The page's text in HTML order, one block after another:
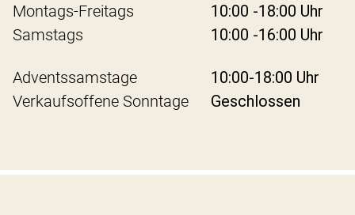
Montags-Freitags
10:00 -18:00 Uhr
Samstags
10:00 -16:00 Uhr
Adventssamstage
10:00-18:00 Uhr
Verkaufsoffene Sonntage
Geschlossen